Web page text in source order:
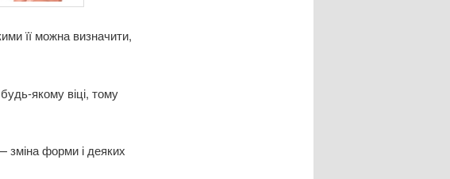
її можна визначити,
якому віці, тому
зміна форми і деяких